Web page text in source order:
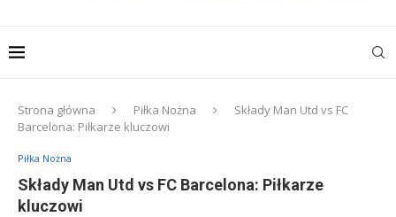
Strona główna Piłka Nożna
Składy Man Utd vs FC
Barcelona: Piłkarze kluczowi
Piłka Nożna
Składy Man Utd vs FC Barcelona: Piłkarze
kluczowi